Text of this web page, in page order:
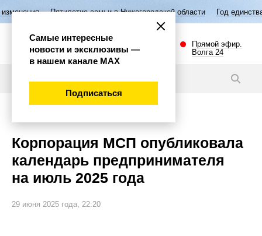
Пятилетие семьи в Нижегородской области Год единства народов
Прямой эфир.
Волга 24
Корпорация МСП опубликовала
календарь предпринимателя
на июль 2025 года
29 июня 2025 года, 22:20
Самые интересные
новости и эксклюзивы —
в нашем канале МАХ
Подписаться